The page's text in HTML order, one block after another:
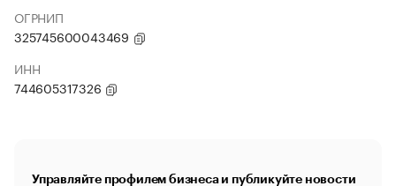
ОГРНИП
325745600043469
ИНН
744605317326
Управляйте профилем бизнеса и публикуйте новости